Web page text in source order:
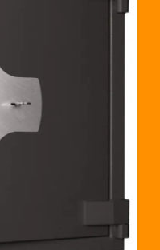
para la próxima vez que